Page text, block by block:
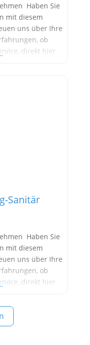
Haben Sie
mit diesem
uns über Ihre
ob
direkt hier
Sanitär
Haben Sie
mit diesem
uns über Ihre
ob
direkt hier
der
kritische
bitte mit